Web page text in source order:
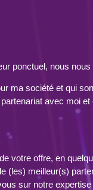
ponctuel, nous
ma société et qui
avec moi
votre offre, en
(les) meilleur(s)
sur notre